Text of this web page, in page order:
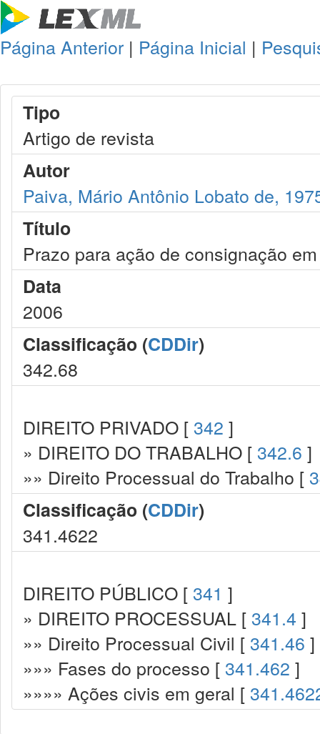
Página Anterior | Página Inicial |
Tipo
Artigo de revista
Autor
Paiva, Mário Antônio Lobato de,
Título
Prazo para ação de consignação
Data
2006
Classificação (CDDir)
342.68
DIREITO PRIVADO [ 342 ]
» DIREITO DO TRABALHO [ 342.6 ]
»» Direito Processual do Trabalho [
Classificação (CDDir)
341.4622
DIREITO PÚBLICO [ 341 ]
» DIREITO PROCESSUAL [ 341.4 ]
»» Direito Processual Civil [ 341.46 ]
»»» Fases do processo [ 341.462 ]
»»»» Ações civis em geral [